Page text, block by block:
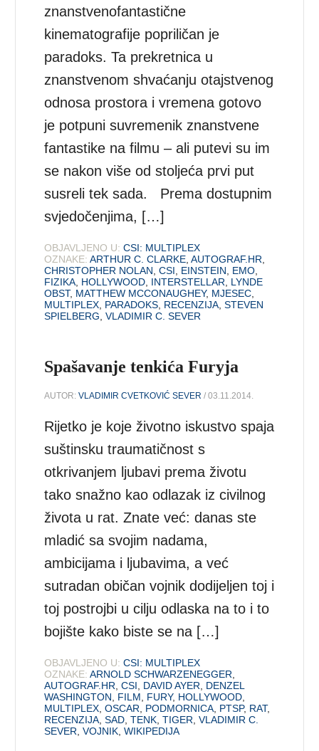
znanstvenofantastične
kinematografije popriličan je
paradoks. Ta prekretnica u
znanstvenom shvaćanju otajstvenog
odnosa prostora i vremena gotovo
je potpuni suvremenik znanstvene
fantastike na filmu – ali putevi su im
se nakon više od stoljeća prvi put
susreli tek sada. Prema dostupnim
svjedočenjima, […]
OBJAVLJENO U: CSI: MULTIPLEX
OZNAKE: ARTHUR C. CLARKE ,AUTOGRAF.HR
CHRISTOPHER NOLAN ,CSI EINSTEIN EMO
FIZIKA HOLLYWOOD INTERSTELLAR
LYNDE
OBST, MATTHEW MCCONAUGHEY, MJESEC
MULTIPLEX PARADOKS RECENZIJA ,STEVEN
SPIELBERG ,VLADIMIR C. SEVER
Spašavanje tenkića Furyja
AUTOR:VLADIMIR CVETKOVIĆ SEVER / 03.11.2014.
Rijetko je koje životno iskustvo spaja
suštinsku traumatičnost s
otkrivanjem ljubavi prema životu
tako snažno kao odlazak iz civilnog
života u rat. Znate već: danas ste
mladić sa svojim nadama,
ambicijama i ljubavima, a već
sutradan običan vojnik dodijeljen toj i
toj postrojbi u cilju odlaska na to i to
bojište kako biste se na […]
OBJAVLJENO U: CSI: MULTIPLEX
OZNAKE: ARNOLD SCHWARZENEGGER
AUTOGRAF.HR ,CSI DAVID AYER
DENZEL
WASHINGTON
FILM FURY, HOLLYWOOD
MULTIPLEX ,OSCAR PODMORNICA PTSP, RAT,
RECENZIJA ,SAD ,TENK ,TIGER ,VLADIMIR C.
SEVER ,VOJNIK ,WIKIPEDIJA